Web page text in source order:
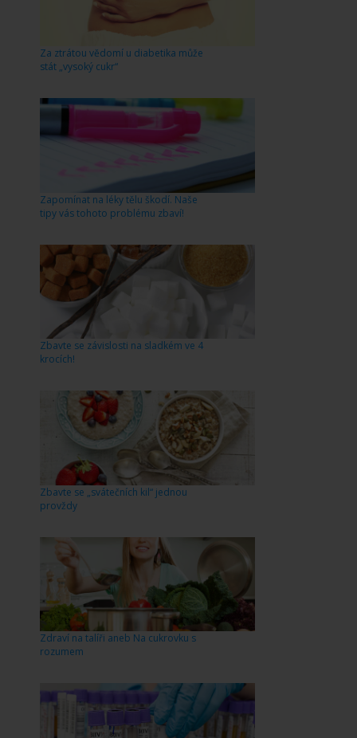
Za ztrátou vědomí u diabetika může
stát „vysoký cukr“
Zapomínat na léky tělu škodí. Naše
tipy vás tohoto problému zbaví!
Zbavte se závislosti na sladkém ve 4
krocích!
Zbavte se „svátečních kil“ jednou
provždy
Zdraví na talíři aneb Na cukrovku s
rozumem